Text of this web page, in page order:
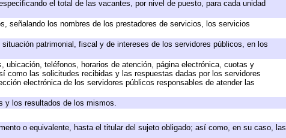
el total de las vacantes, por nivel de puesto, para cada unidad
señalando los nombres de los prestadores de servicios, los servicios
patrimonial, fiscal y de intereses de los servidores públicos, en los
teléfonos, horarios de atención, página electrónica, cuotas y
como las solicitudes recibidas y las respuestas dadas por los servidores
electrónica de los servidores públicos responsables de atender las
y los resultados de los mismos.
o equivalente, hasta el titular del sujeto obligado; así como, en su caso, las